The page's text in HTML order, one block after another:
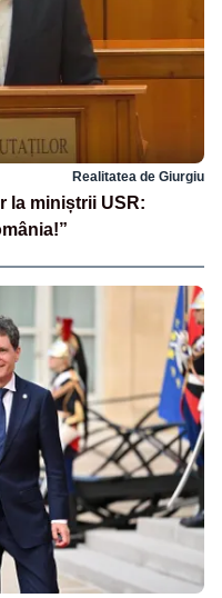
Realitatea de Giurgiu
la miniștrii USR: